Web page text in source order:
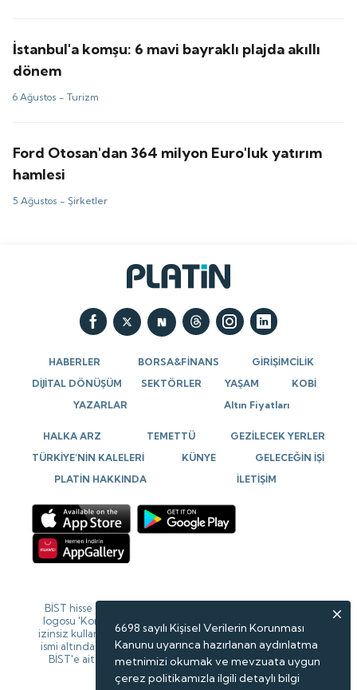
İstanbul'a komşu: 6 mavi bayraklı plajda akıllı
dönem
6 Ağustos -Turizm
Ford Otosan'dan 364 milyon Euro'luk yatırım
hamlesi
5 Ağustos - Şirketler
HABERLER BORSA&FİNANS
GİRİŞİMCİLİK
DİJİTAL DÖNÜŞÜM
SEKTÖRLER YAŞAM
KOBİ
YAZARLAR
Altın Fiyatları
HALKA ARZ TEMETTÜ
GEZİLECEK YERLER
TÜRKİYE’NİN KALELERİ
KÜNYE
GELECEĞİN İŞİ
PLATİN HAKKINDA
İLETİŞİM
BİST hisse verileri 15 dk gecikmeli verilerdir. BİST isim ve
logosu 'Koruma Marka Belgesi' altında korunmakta olup
izinsiz kullanılamaz, iktibas edilemez, değiştirilemez. BİST
ismi altında açıklanan tüm bilgilerin telif hakları tamamen
BİST'e ait olup, tekrar yayınlanamaz. Veriler Forinvest
tarafından sağlanmaktadır.
6698 sayılı Kişisel Verilerin Korunması
Kanunu uyarınca hazırlanan aydınlatma
metnimizi okumak ve mevzuata uygun
çerez politikamızla ilgili detaylı bilgi